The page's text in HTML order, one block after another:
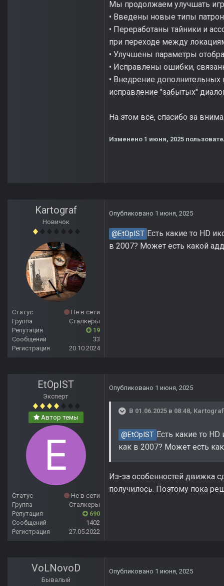
Мы продолжаем улучшать
• Введены новые типы
• Переработаны тайники и
при переходе между
• Улучшены параметры
• Исправлены ошибки,
• Внедрение
исправление "забытых"
На этом всё, спасибо за
Изменено 1 июня, 2025
Kartograf
Новичок
Статус
Не в сети
Группа
Сталкеры
Репутация
19
Сообщений
33
Регистрация
20.10.2024
Опубликовано 1 июня, 2025
@EtOpIST Есть какие то HD
в 2007? Может есть какой
EtOpIST
Эксперт
Автор темы
Статус
Не в сети
Группа
Сталкеры
Репутация
690
Сообщений
1402
Регистрация
27.05.2022
Опубликовано 1 июня, 2025
В 01.06.2025 в 08:48, Kartograf
@EtOpIST Есть какие то
как в 2007? Может есть
Из-за особенностей движка
получилось. Поэтому пока
VoLNovoD
Бывалый
Опубликовано 1 июня, 2025